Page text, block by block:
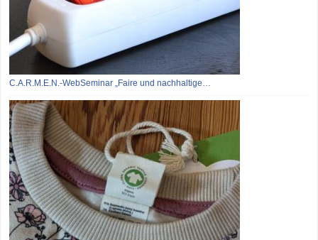
C.A.R.M.E.N.-WebSeminar „Faire und nachhaltige…